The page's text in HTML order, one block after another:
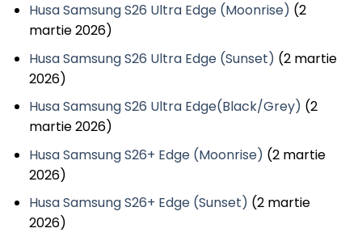
Husa Samsung S26 Ultra Edge (Moonrise) (2
martie 2026)
Husa Samsung S26 Ultra Edge (Sunset) (2 martie
2026)
Husa Samsung S26 Ultra Edge(Black/Grey) (2
martie 2026)
Husa Samsung S26+ Edge (Moonrise) (2 martie
2026)
Husa Samsung S26+ Edge (Sunset) (2 martie
2026)